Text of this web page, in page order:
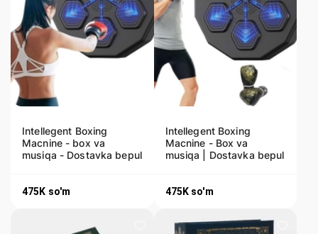
Intellegent Boxing
Macnine - box va
musiqa - Dostavka bepul
475K so'm
Intellegent Boxing
Macnine - Box va
musiqa | Dostavka bepul
475K so'm